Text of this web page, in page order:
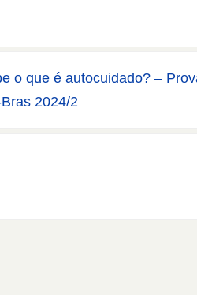
o que é autocuidado? –
2024/2